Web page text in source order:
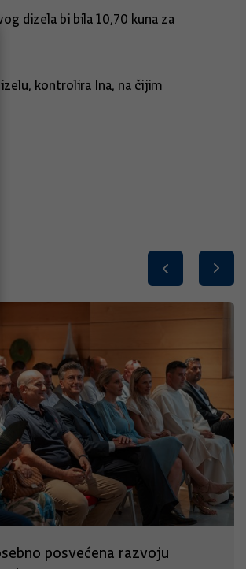
dizela bi bila 10,70 kuna za
kontrolira Ina, na čijim
posvećena razvoju